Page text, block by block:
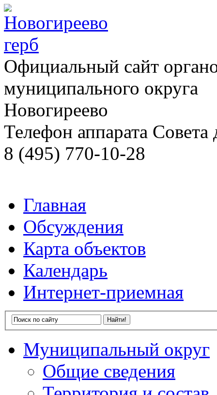
Официальный сайт
муниципального округа
Новогиреево
Телефон аппарата Cовета
8 (495) 770-10-28
Главная
Обсуждения
Карта объектов
Календарь
Интернет-приемная
Муниципальный округ
Общие сведения